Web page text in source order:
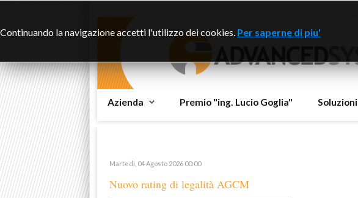
Azienda Premio "ing. Lucio Goglia" Soluzioni
Martedì, 04 Agosto 2026 00:00
Nuovo rating di legalità AGCM
Continuando la navigazione accetti l'utilizzo dei cookies. Per saperne di piu'